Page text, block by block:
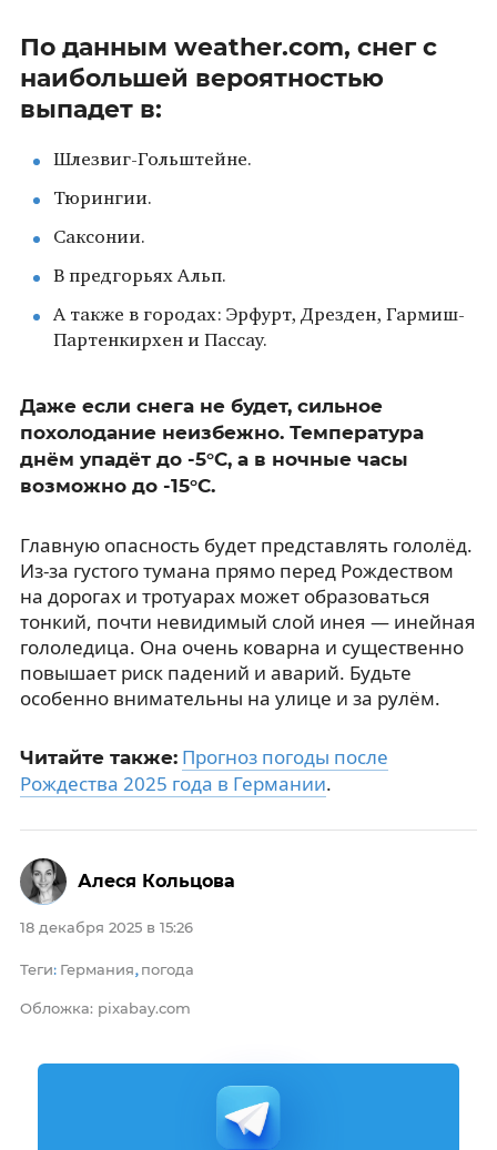
По данным weather.com, снег с
наибольшей вероятностью
выпадет в:
Шлезвиг-Гольштейне.
Тюрингии.
Саксонии.
В предгорьях Альп.
А также в городах: Эрфурт, Дрезден, Гармиш-
Партенкирхен и Пассау.
Даже если снега не будет, сильное
похолодание неизбежно. Температура
днём упадёт до -5°C, а в ночные часы
возможно до -15°C.
Главную опасность будет представлять гололёд.
Из-за густого тумана прямо перед Рождеством
на дорогах и тротуарах может образоваться
тонкий, почти невидимый слой инея — инейная
гололедица. Она очень коварна и существенно
повышает риск падений и аварий. Будьте
особенно внимательны на улице и за рулём.
Читайте также: Прогноз погоды после
Рождества 2025 года в Германии.
18 декабря 2025 в 15:26
Теги: Германия, погода
Обложка: pixabay.com
Алеся Кольцова